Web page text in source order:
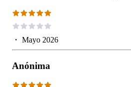
・ Mayo 2026
Anónima